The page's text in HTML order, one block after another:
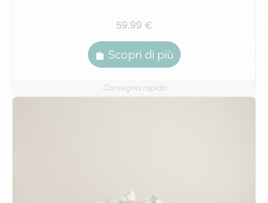
59.99 €
Scopri di più
Consegna rapida